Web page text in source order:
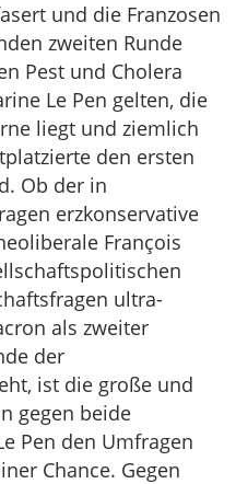
und die Franzosen
zweiten Runde
Pest und Cholera
Le Pen gelten, die
liegt und ziemlich
den ersten
Ob der in
erzkonservative
François
ultra-
als zweiter
der
ist die große und
gegen beide
Pen den Umfragen
Chance. Gegen